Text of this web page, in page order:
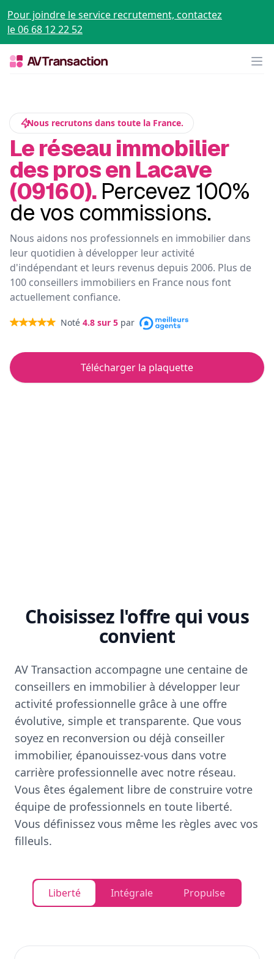
Pour joindre le service recrutement, contactez
le 06 68 12 22 52
Nous recrutons dans toute la France.
Le réseau immobilier
des pros en Lacave
(09160). Percevez 100%
de vos commissions.
Nous aidons nos professionnels en immobilier dans
leur quotidien à développer leur activité
d'indépendant et leurs revenus depuis 2006. Plus de
100 conseillers immobiliers en France nous font
actuellement confiance.
Noté 4.8 sur 5 par
Télécharger la plaquette
Choisissez l'offre qui vous
convient
AV Transaction accompagne une centaine de
conseillers en immobilier à développer leur
activité professionnelle grâce à une offre
évolutive, simple et transparente. Que vous
soyez en reconversion ou déjà conseiller
immobilier, épanouissez-vous dans votre
carrière professionnelle avec notre réseau.
Vous êtes également libre de construire votre
équipe de professionnels en toute liberté.
Vous définissez vous même les règles avec vos
filleuls.
Liberté Intégrale Propulse